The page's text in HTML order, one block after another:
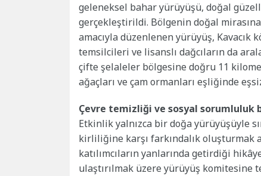
geleneksel bahar yürüyüşü, doğal
gerçekleştirildi. Bölgenin doğal
amacıyla düzenlenen yürüyüş, Kavacık
temsilcileri ve lisanslı dağcıların da
çifte şelaleler bölgesine doğru 11
ağaçları ve çam ormanları eşliğinde
Çevre temizliği ve sosyal sorumluluk
Etkinlik yalnızca bir doğa yürüyüşüyle
kirliliğine karşı farkındalık oluşturmak
katılımcıların yanlarında getirdiği
ulaştırılmak üzere yürüyüş komitesine